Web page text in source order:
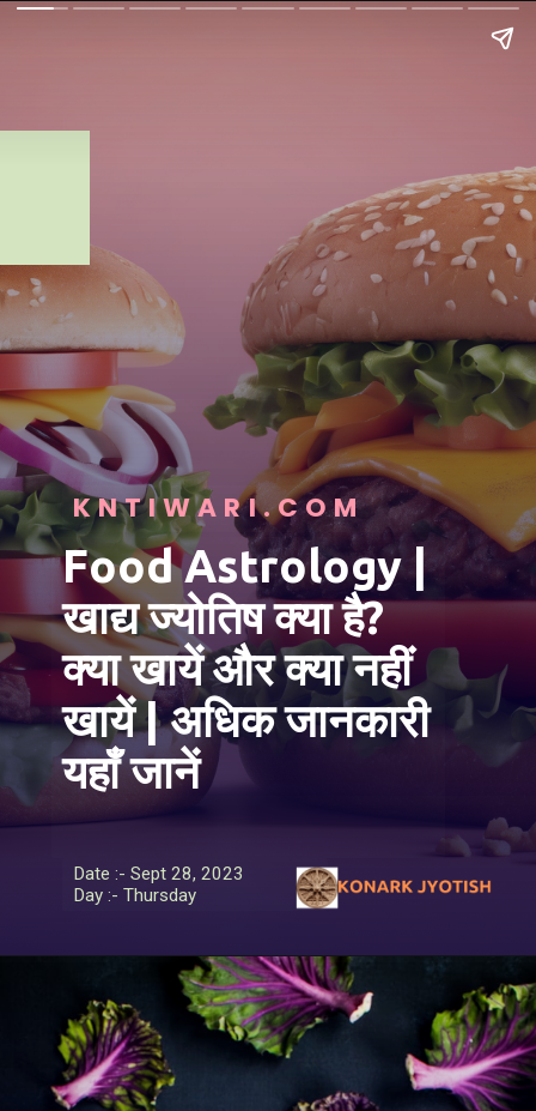
Food Astrology |
खाद्य ज्योतिष क्या है?
क्या खायें और क्या नहीं
खायें | अधिक जानकारी
यहाँ जानें
Date :- Sept 28, 2023
Day :- Thursday
KNTIWARI.COM